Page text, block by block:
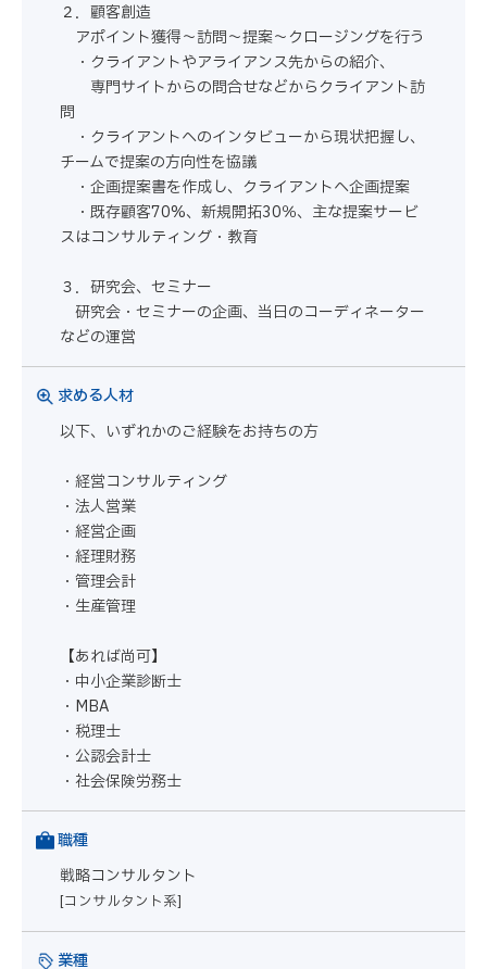
２．顧客創造
アポイント獲得～訪問～提案～クロージングを行う
・クライアントやアライアンス先からの紹介、
専門サイトからの問合せなどからクライアント訪
問
・クライアントへのインタビューから現状把握し、
チームで提案の方向性を協議
・企画提案書を作成し、クライアントへ企画提案
・既存顧客70%、新規開拓30％、主な提案サービ
スはコンサルティング・教育
３．研究会、セミナー
研究会・セミナーの企画、当日のコーディネーター
などの運営
求める人材
以下、いずれかのご経験をお持ちの方
・経営コンサルティング
・法人営業
・経営企画
・経理財務
・管理会計
・生産管理
【あれば尚可】
・中小企業診断士
・MBA
・税理士
・公認会計士
・社会保険労務士
職種
戦略コンサルタント
[コンサルタント系]
業種